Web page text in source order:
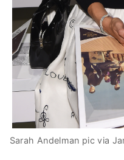
Sarah Andelman pic via